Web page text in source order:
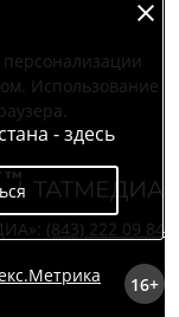
- здесь
персонализации
Использование
(843) 222 09 84
16+